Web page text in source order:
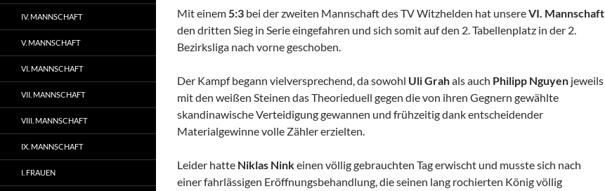
Mit einem5:3 bei der zweiten Mannschaft des TV Witzhelden hat unsereVI. Mannschaft
den dritten Sieg in Serie eingefahren und sich somit auf den 2. Tabellenplatz in der 2.
Bezirksliga nach vorne geschoben.
Der Kampf begann vielversprechend, da sowohl Uli Grahals auch Philipp Nguyen jeweils
mit den weißen Steinen das Theorieduell gegen die von ihren Gegnern gewählte
skandinawische Verteidigung gewannen und frühzeitig dank entscheidender
Materialgewinne volle Zähler erzielten.
Leider hatte Niklas Ninkeinen völlig gebrauchten Tag erwischt und musste sich nach
einer fahrlässigen Eröffnungsbehandlung, die seinen lang rochierten König völlig
IV. MANNSCHAFT
V. MANNSCHAFT
VI. MANNSCHAFT
VII. MANNSCHAFT
VIII. MANNSCHAFT
IX. MANNSCHAFT
I. FRAUEN